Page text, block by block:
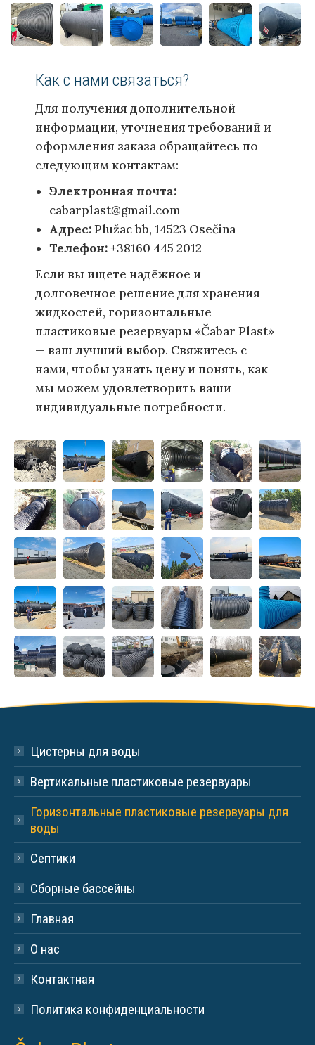
Как с нами связаться?
Для получения дополнительной
информации, уточнения требований и
оформления заказа обращайтесь по
следующим контактам:
Электронная почта:
cabarplast@gmail.com
Адрес:Plužac bb, 14523 Osečina
Телефон:+38160 445 2012
Если вы ищете надёжное и
долговечное решение для хранения
жидкостей, горизонтальные
пластиковые резервуары «Čabar Plast»
— ваш лучший выбор. Свяжитесь с
нами, чтобы узнать цену и понять, как
мы можем удовлетворить ваши
индивидуальные потребности.
Цистерны для воды
Вертикальные пластиковые резервуары
Горизонтальные пластиковые резервуары для
воды
Септики
Сборные бассейны
Главная
О нас
Контактная
Политика конфиденциальности